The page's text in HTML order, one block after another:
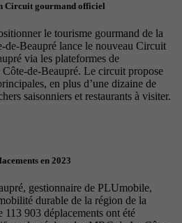
Circuit gourmand officiel
le tourisme gourmand de la
de-Beaupré lance le nouveau Circuit
via les plateformes de
de-Beaupré. Le circuit propose
en plus d’une dizaine de
saisonniers et restaurants à visiter.
en 2023
gestionnaire de PLUmobile,
durable de la région de la
903 déplacements ont été